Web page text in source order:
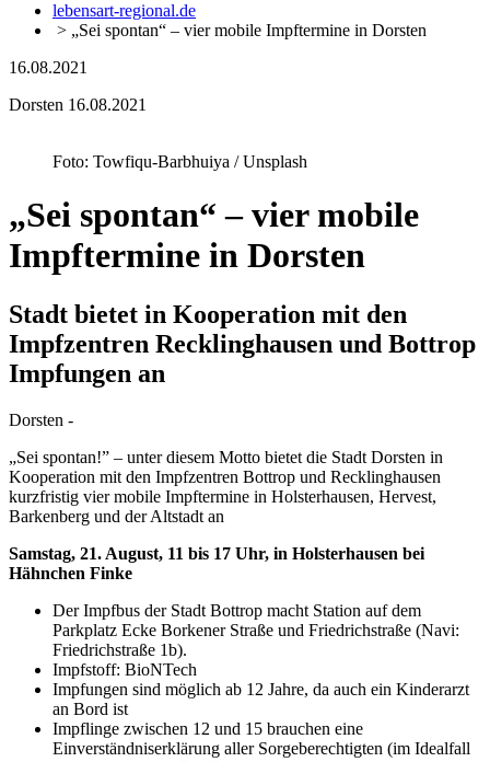
lebensart-regional.de
> „Sei spontan“ – vier mobile Impftermine in Dorsten
16.08.2021
Dorsten 16.08.2021
Foto: Towfiqu-Barbhuiya / Unsplash
„Sei spontan“ – vier mobile
Impftermine in Dorsten
Stadt bietet in Kooperation mit den
Impfzentren Recklinghausen und Bottrop
Impfungen an
Dorsten -
„Sei spontan!” – unter diesem Motto bietet die Stadt Dorsten in
Kooperation mit den Impfzentren Bottrop und Recklinghausen
kurzfristig vier mobile Impftermine in Holsterhausen, Hervest,
Barkenberg und der Altstadt an
Samstag, 21. August, 11 bis 17 Uhr, in Holsterhausen bei
Hähnchen Finke
Der Impfbus der Stadt Bottrop macht Station auf dem
Parkplatz Ecke Borkener Straße und Friedrichstraße (Navi:
Friedrichstraße 1b).
Impfstoff: BioNTech
Impfungen sind möglich ab 12 Jahre, da auch ein Kinderarzt
an Bord ist
Impflinge zwischen 12 und 15 brauchen eine
Einverständniserklärung aller Sorgeberechtigten (im Idealfall